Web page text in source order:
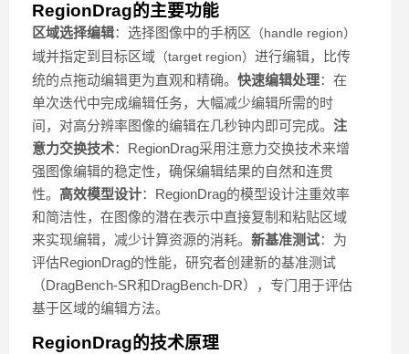
RegionDrag的主要功能
区域选择编辑：选择图像中的手柄区 （handle region）
域并指定到目标区域 （target region） 进行编辑，比传
统的点拖动编辑更为直观和精确。 快速编辑处理：在
单次迭代中完成编辑任务，大幅减少编辑所需的时
间，对高分辨率图像的编辑在几秒钟内即可完成。 注
意力交换技术：RegionDrag采用注意力交换技术来增
强图像编辑的稳定性，确保编辑结果的自然和连贯
性。 高效模型设计：RegionDrag的模型设计注重效率
和简洁性，在图像的潜在表示中直接复制和粘贴区域
来实现编辑，减少计算资源的消耗。 新基准测试：为
评估RegionDrag的性能，研究者创建新的基准测试
（DragBench-SR和DragBench-DR），专门用于评估
基于区域的编辑方法。
RegionDrag的技术原理